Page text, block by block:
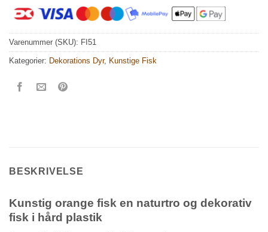
Varenummer (SKU): FI51
Kategorier: Dekorations Dyr, Kunstige Fisk
BESKRIVELSE
Kunstig orange fisk en naturtro og dekorativ
fisk i hård plastik